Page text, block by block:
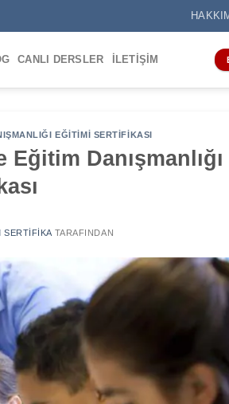
CANLI DERSLER İLETIŞIM
EĞITIMI SERTIFIKASI
Danışmanlığı
SERTIFIKA TARAFINDAN